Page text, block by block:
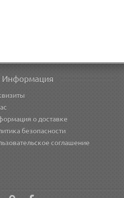
Информация
о доставке
безопасности
соглашение